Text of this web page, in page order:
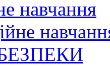
навчання